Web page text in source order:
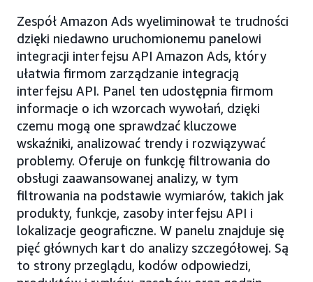
Zespół Amazon Ads wyeliminował te trudności
dzięki niedawno uruchomionemu panelowi
integracji interfejsu API Amazon Ads, który
ułatwia firmom zarządzanie integracją
interfejsu API. Panel ten udostępnia firmom
informacje o ich wzorcach wywołań, dzięki
czemu mogą one sprawdzać kluczowe
wskaźniki, analizować trendy i rozwiązywać
problemy. Oferuje on funkcję filtrowania do
obsługi zaawansowanej analizy, w tym
filtrowania na podstawie wymiarów, takich jak
produkty, funkcje, zasoby interfejsu API i
lokalizacje geograficzne. W panelu znajduje się
pięć głównych kart do analizy szczegółowej. Są
to strony przeglądu, kodów odpowiedzi,